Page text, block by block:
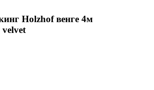
Holzhof венге 4м
velvet